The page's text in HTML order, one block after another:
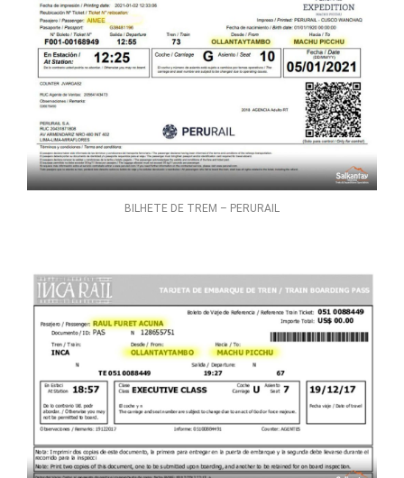
BILHETE DE TREM – PERURAIL